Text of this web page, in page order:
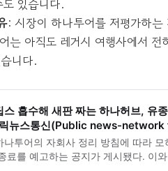
있습니다.
: 시장이 하나투어를 저평가하
는 아직도 레거시 여행사에서
니다.
스 흡수해 새판 짜는 하나허브, 유
뉴스통신(Public news-
나투어의 자회사 정리 방침에 따라 모
료를 예고하는 공지가 게시됐다. 이